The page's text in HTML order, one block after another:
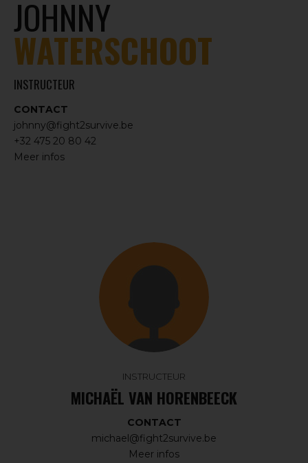
JOHNNY
WATERSCHOOT
INSTRUCTEUR
CONTACT
johnny@fight2survive.be
+32 475 20 80 42
Meer infos
INSTRUCTEUR
MICHAËL VAN HORENBEECK
CONTACT
michael@fight2survive.be
Meer infos